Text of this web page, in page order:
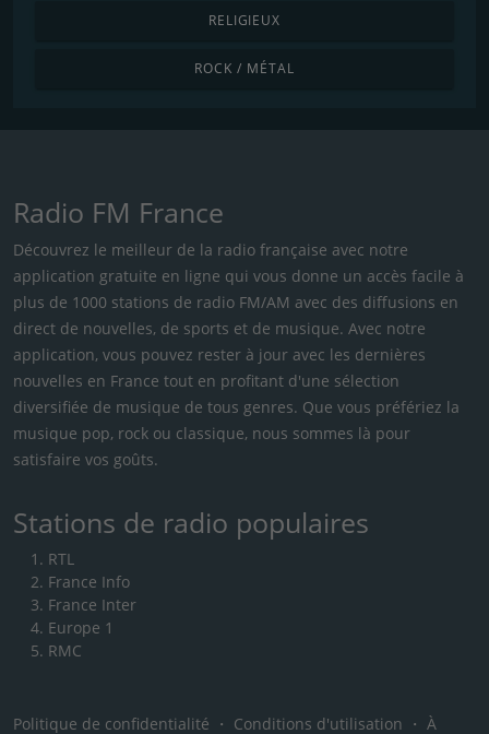
RELIGIEUX
ROCK / MÉTAL
Radio FM France
Découvrez le meilleur de la radio française avec notre
application gratuite en ligne qui vous donne un accès facile à
plus de 1000 stations de radio FM/AM avec des diffusions en
direct de nouvelles, de sports et de musique. Avec notre
application, vous pouvez rester à jour avec les dernières
nouvelles en France tout en profitant d'une sélection
diversifiée de musique de tous genres. Que vous préfériez la
musique pop, rock ou classique, nous sommes là pour
satisfaire vos goûts.
Stations de radio populaires
RTL
France Info
France Inter
Europe 1
RMC
Politique de confidentialité ・ Conditions d'utilisation ・ À